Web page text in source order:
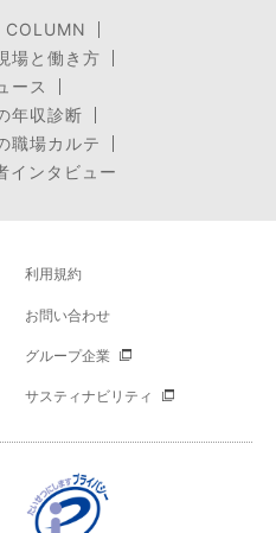
COLUMN
場と働き方
ース
年収診断
職場カルテ
インタビュー
利用規約
お問い合わせ
グループ企業
サスティナビリティ